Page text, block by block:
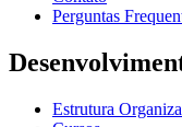
Perguntas
Estrutura